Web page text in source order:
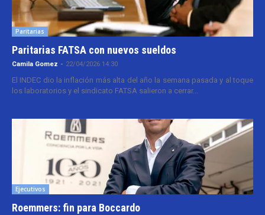
Paritarias
Paritarias FATSA con nuevos sueldos
Camila Gomez - 22/04/2026 14:30
El INDEC dio la inflación más alta del año la semana pasada y al toque
los laboratorios y el sindicato FATSA salieron a cerrar...
Ejecutivos
Roemmers: fin para Boccardo